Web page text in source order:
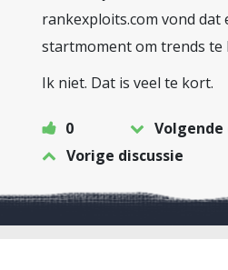
rankexploits.com vond dat
startmoment om trends te
Ik niet. Dat is veel te kort.
0
Volgende
Vorige discussie